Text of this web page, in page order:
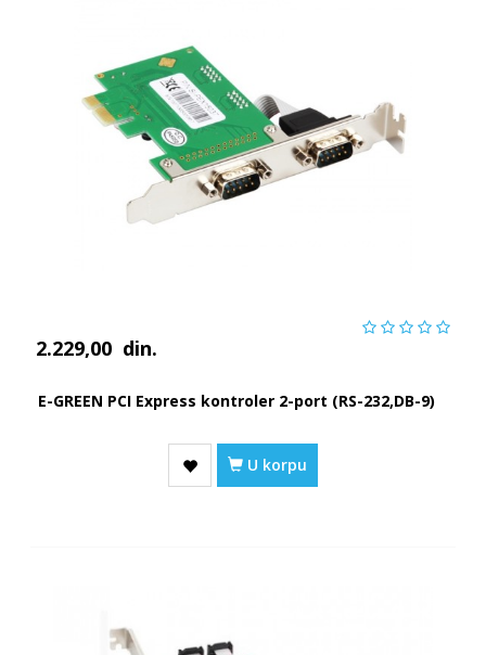
2.229,00 din.
E-GREEN PCI Express kontroler 2-port (RS-232,DB-9)
U korpu